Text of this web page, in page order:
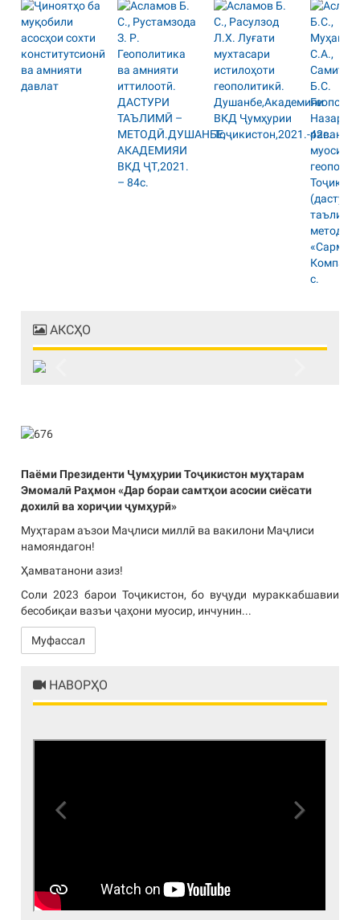
АКСҲО
Паёми Президенти Ҷумҳурии Тоҷикистон муҳтарам
Эмомалӣ Раҳмон «Дар бораи самтҳои асосии сиёсати
дохилӣ ва хориҷии ҷумҳурӣ»
Муҳтарам аъзои Маҷлиси миллӣ ва вакилони Маҷлиси
намояндагон!
Ҳамватанони азиз!
Соли 2023 барои Тоҷикистон, бо вуҷуди мураккабшавии
бесобиқаи вазъи ҷаҳони муосир, инчунин...
Муфассал
НАВОРҲО